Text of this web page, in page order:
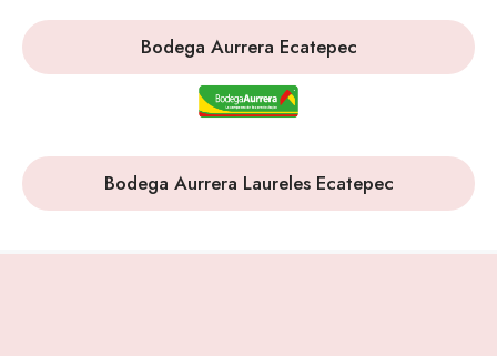
Bodega Aurrera Ecatepec
Bodega Aurrera Laureles Ecatepec